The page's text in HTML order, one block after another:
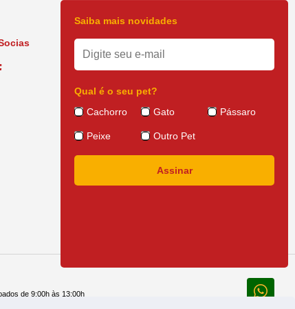
Saiba mais novidades
Qual é o seu pet?
Cachorro
Gato Pássaro
Peixe Outro Pet
de 9:00h às 13:00h